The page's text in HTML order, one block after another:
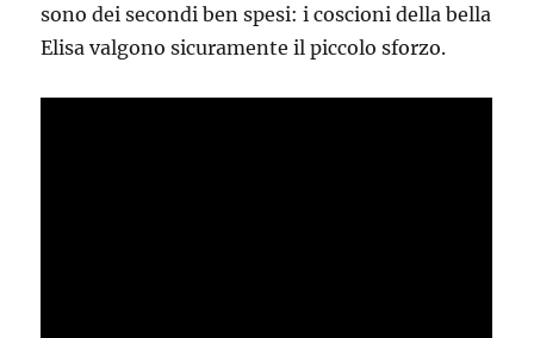
sono dei secondi ben spesi: i coscioni della bella
Elisa valgono sicuramente il piccolo sforzo.